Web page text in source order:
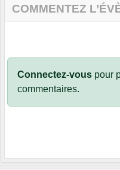
COMMENTEZ
Connectez-vous pour
commentaires.